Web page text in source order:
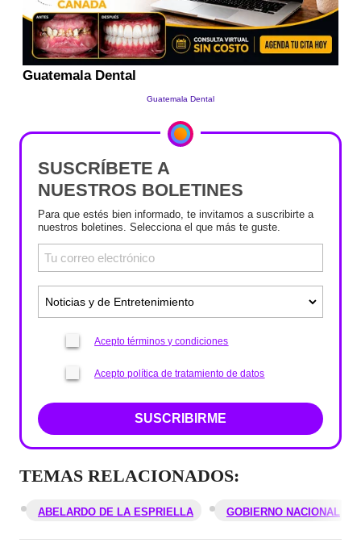
SUSCRÍBETE A
NUESTROS BOLETINES
Para que estés bien informado, te invitamos a suscribirte a
nuestros boletines. Selecciona el que más te guste.
Acepto términos y condiciones
Acepto política de tratamiento de datos
SUSCRIBIRME
TEMAS RELACIONADOS:
ABELARDO DE LA ESPRIELLA GOBIERNO NACIONAL